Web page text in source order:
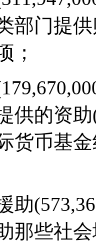
部门提
；
供的资
货币基
助
那些社